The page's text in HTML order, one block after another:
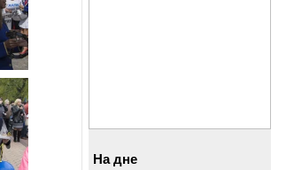
На дне